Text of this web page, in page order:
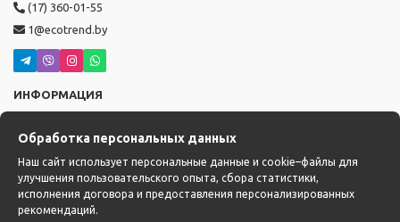
(17) 360-01-55
1@ecotrend.by
ИНФОРМАЦИЯ
сб-вс с 10:00 до 17:00
Доставка: с 14:00 до 22:00
Обработка персональных данных
Наш сайт использует персональные данные и cookie–файлы для
улучшения пользовательского опыта, сбора статистики,
исполнения договора и предоставления персонализированных
рекомендаций.